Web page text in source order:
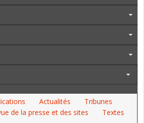
Actualités
Tribunes
de la presse et des sites
Textes